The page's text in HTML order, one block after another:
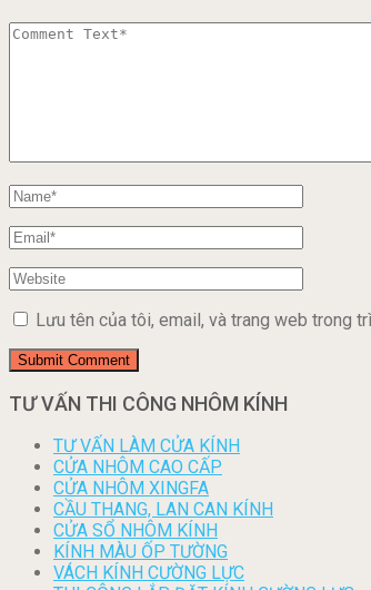
Lưu tên của tôi, email, và trang web trong
TƯ VẤN THI CÔNG NHÔM KÍNH
TƯ VẤN LÀM CỬA KÍNH
CỬA NHÔM CAO CẤP
CỬA NHÔM XINGFA
CẦU THANG, LAN CAN KÍNH
CỬA SỔ NHÔM KÍNH
KÍNH MÀU ỐP TƯỜNG
VÁCH KÍNH CƯỜNG LỰC